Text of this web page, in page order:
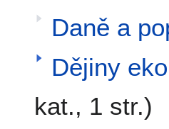
Daně a
Dějiny
kat., 1 str.)